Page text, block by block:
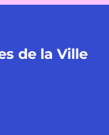
de la Ville